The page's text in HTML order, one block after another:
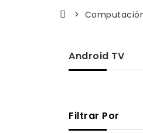
Android TV
Filtrar Por